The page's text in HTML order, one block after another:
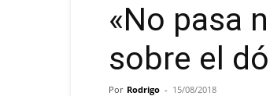
«No pasa
sobre el
Por Rodrigo - 15/08/2018